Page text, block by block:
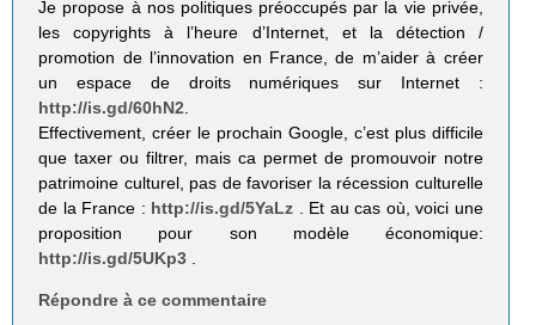
Je propose à nos politiques préoccupés par la vie privée,
les copyrights à l’heure d’Internet, et la détection /
promotion de l’innovation en France, de m’aider à créer
un espace de droits numériques sur Internet :
http://is.gd/60hN2
Effectivement, créer le prochain Google, c’est plus difficile
que taxer ou filtrer, mais ca permet de promouvoir notre
patrimoine culturel, pas de favoriser la récession culturelle
de la France : http://is.gd/5YaLz . Et au cas où, voici une
proposition pour son modèle économique:
http://is.gd/5UKp3
Répondre à ce commentaire